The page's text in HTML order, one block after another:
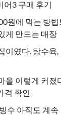
어3 구매 후기
원에 먹는 방법!
게 만드는 매장
이였다. 탕수육,
을 이렇게 커졌
격 확인
수 아직도 계속